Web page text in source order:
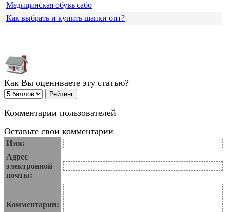
Медицинская обувь сабо
Как выбрать и купить шапки опт?
Как Вы оцениваете эту статью?
Комментарии пользователей
Оставьте свои комментарии
Имя:
Адрес
электронной
почты:
Комментарии: